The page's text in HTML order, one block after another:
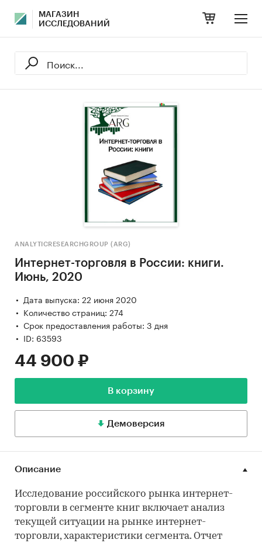
МАГАЗИН
ИССЛЕДОВАНИЙ
ANALYTICRESEARCHGROUP (ARG)
Интернет-торговля в России: книги.
Июнь, 2020
Дата выпуска: 22 июня 2020
Количество страниц: 274
Срок предоставления работы: 3 дня
ID: 63593
44 900 ₽
В корзину
Демоверсия
Описание
Исследование российского рынка интернет-
торговли в сегменте книг включает анализ
текущей ситуации на рынке интернет-
торговли, характеристики сегмента. Отчет